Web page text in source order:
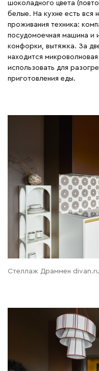
шоколадного цвета
белые. На кухне есть вся
проживания техника:
посудомоечная машина и
конфорки, вытяжка. За
находится
использовать для
приготовления еды.
Стеллаж Драммен divan.ru